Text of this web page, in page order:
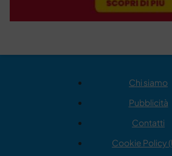
Chi siamo
Pubblicità
Contatti
Cookie Policy